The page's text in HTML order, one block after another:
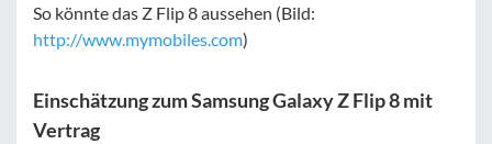
So könnte das Z Flip 8 aussehen (Bild:
http://www.mymobiles.com)
Einschätzung zum Samsung Galaxy Z Flip 8 mit
Vertrag